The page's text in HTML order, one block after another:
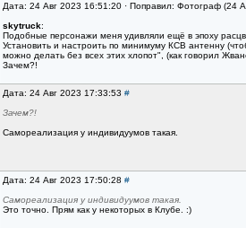
Дата: 24 Авг 2023 16:51:20 · Поправил: Фотограф (24
skytruck:
Подобные персонажи меня удивляли ещё в эпоху
Установить и настроить по минимуму КСВ антенну
можно делать без всех этих хлопот", (как говорил
Зачем?!
Дата: 24 Авг 2023 17:33:53 #
Зачем?!
Самореализация у индивидуумов такая.
Дата: 24 Авг 2023 17:50:28 #
Самореализация у индивидуумов такая.
Это точно. Прям как у некоторых в Клубе. :)